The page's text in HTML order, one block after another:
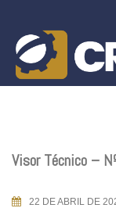
content
Visor Técnico –
22 DE ABRIL DE